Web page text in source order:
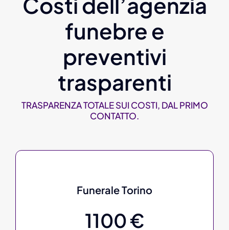
funebre e
preventivi
trasparenti
TRASPARENZA TOTALE SUI COSTI, DAL PRIMO
CONTATTO.
Funerale Torino
1100 €